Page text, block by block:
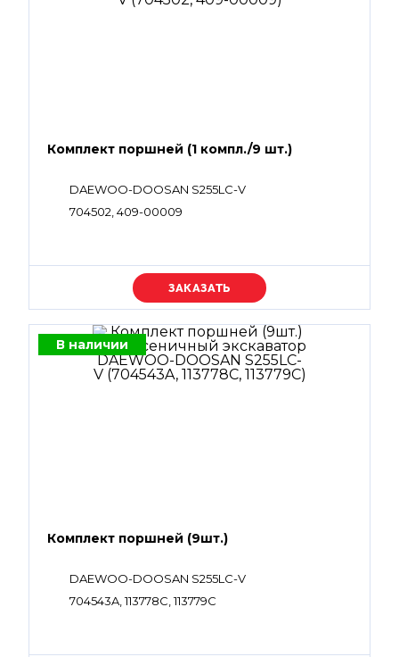
Комплект поршней (1 компл./9 шт.)
DAEWOO-DOOSAN S255LC-V
704502, 409-00009
Уточняйте цену
В наличии
Комплект поршней (9шт.)
DAEWOO-DOOSAN S255LC-V
704543A, 113778C, 113779C